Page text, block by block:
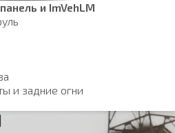
и ImVehLM
и задние огни